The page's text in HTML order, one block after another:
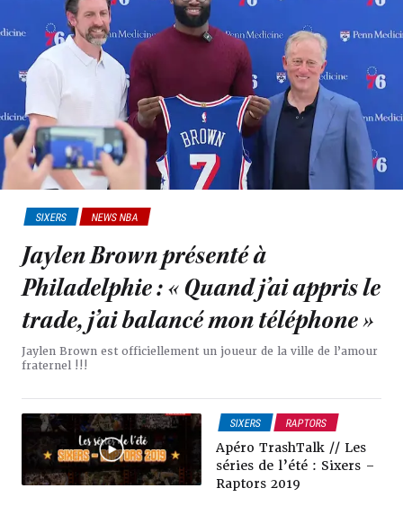
SIXERS NEWS NBA
Jaylen Brown présenté à
Philadelphie : « Quand j’ai appris le
trade, j’ai balancé mon téléphone »
Jaylen Brown est officiellement un joueur de la ville de l’amour
fraternel !!!
SIXERS
RAPTORS
VIDÉOS TRASHTALK
Apéro TrashTalk // Les
séries de l’été : Sixers –
Raptors 2019